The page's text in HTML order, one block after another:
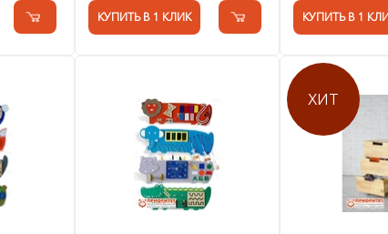
КУПИТЬ В 1 КЛИК КУПИТЬ В 1
ХИТ